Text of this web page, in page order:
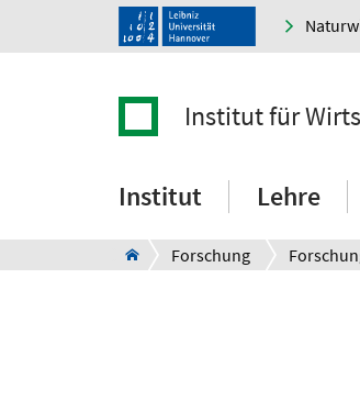
Institut für
Institut Lehre
Forschung